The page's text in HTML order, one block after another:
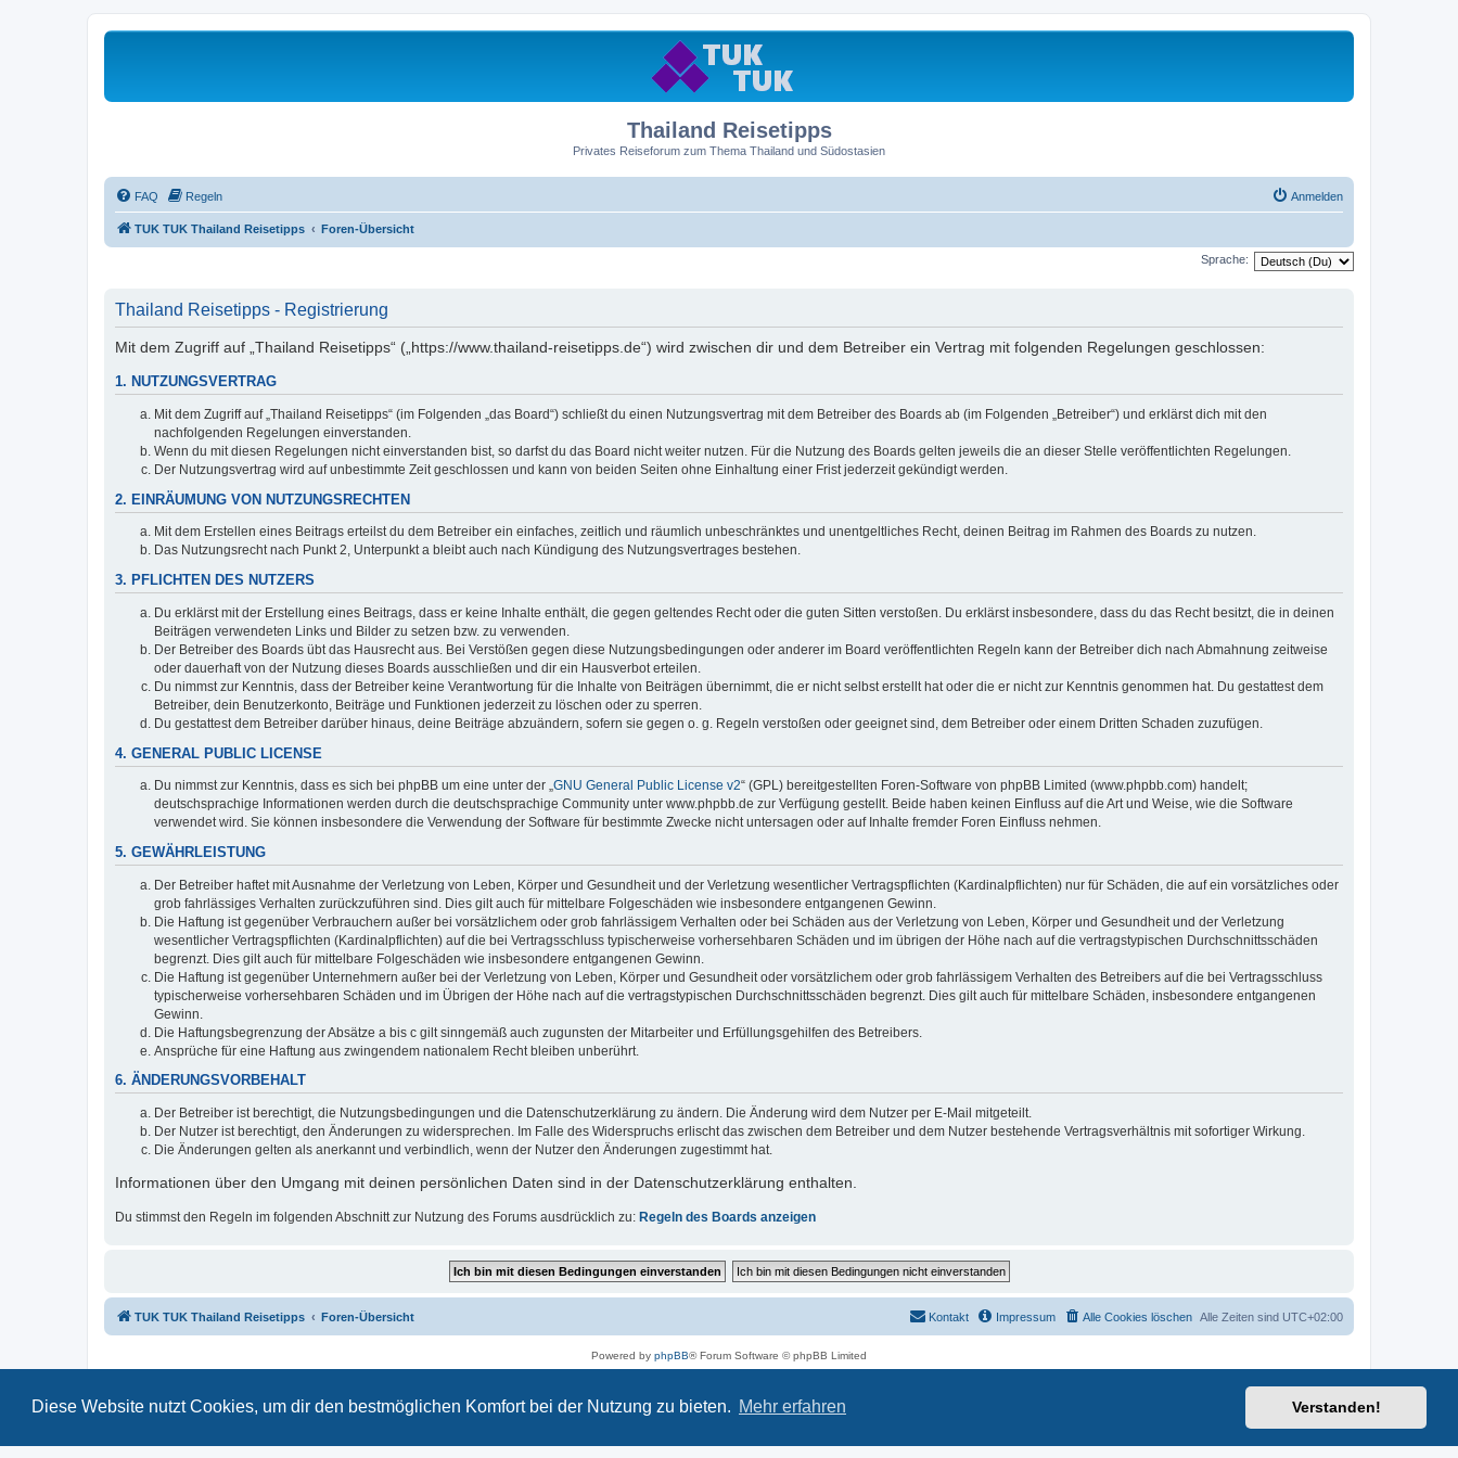
Diese Website nutzt Cookies, um dir den bestmöglichen Komfort bei der Nutzung zu bieten. Mehr erfahren Verstanden!
Thailand Reisetipps
Privates Reiseforum zum Thema Thailand und Südostasien
FAQ Regeln Anmelden
TUK TUK Thailand Reisetipps Foren-Übersicht
Sprache:
Thailand Reisetipps - Registrierung
Mit dem Zugriff auf „Thailand Reisetipps“ („https://www.thailand-reisetipps.de“) wird zwischen dir und dem Betreiber ein Vertrag mit folgenden Regelungen geschlossen:
1. NUTZUNGSVERTRAG
Mit dem Zugriff auf „Thailand Reisetipps“ (im Folgenden „das Board“) schließt du einen Nutzungsvertrag mit dem Betreiber des Boards ab (im Folgenden „Betreiber“) und erklärst dich mit den
nachfolgenden Regelungen einverstanden.
Wenn du mit diesen Regelungen nicht einverstanden bist, so darfst du das Board nicht weiter nutzen. Für die Nutzung des Boards gelten jeweils die an dieser Stelle veröffentlichten Regelungen.
Der Nutzungsvertrag wird auf unbestimmte Zeit geschlossen und kann von beiden Seiten ohne Einhaltung einer Frist jederzeit gekündigt werden.
2. EINRÄUMUNG VON NUTZUNGSRECHTEN
Mit dem Erstellen eines Beitrags erteilst du dem Betreiber ein einfaches, zeitlich und räumlich unbeschränktes und unentgeltliches Recht, deinen Beitrag im Rahmen des Boards zu nutzen.
Das Nutzungsrecht nach Punkt 2, Unterpunkt a bleibt auch nach Kündigung des Nutzungsvertrages bestehen.
3. PFLICHTEN DES NUTZERS
Du erklärst mit der Erstellung eines Beitrags, dass er keine Inhalte enthält, die gegen geltendes Recht oder die guten Sitten verstoßen. Du erklärst insbesondere, dass du das Recht besitzt, die in deinen
Beiträgen verwendeten Links und Bilder zu setzen bzw. zu verwenden.
Der Betreiber des Boards übt das Hausrecht aus. Bei Verstößen gegen diese Nutzungsbedingungen oder anderer im Board veröffentlichten Regeln kann der Betreiber dich nach Abmahnung zeitweise
oder dauerhaft von der Nutzung dieses Boards ausschließen und dir ein Hausverbot erteilen.
Du nimmst zur Kenntnis, dass der Betreiber keine Verantwortung für die Inhalte von Beiträgen übernimmt, die er nicht selbst erstellt hat oder die er nicht zur Kenntnis genommen hat. Du gestattest dem
Betreiber, dein Benutzerkonto, Beiträge und Funktionen jederzeit zu löschen oder zu sperren.
Du gestattest dem Betreiber darüber hinaus, deine Beiträge abzuändern, sofern sie gegen o. g. Regeln verstoßen oder geeignet sind, dem Betreiber oder einem Dritten Schaden zuzufügen.
4. GENERAL PUBLIC LICENSE
Du nimmst zur Kenntnis, dass es sich bei phpBB um eine unter der „GNU General Public License v2“ (GPL) bereitgestellten Foren-Software von phpBB Limited (www.phpbb.com) handelt;
deutschsprachige Informationen werden durch die deutschsprachige Community unter www.phpbb.de zur Verfügung gestellt. Beide haben keinen Einfluss auf die Art und Weise, wie die Software
verwendet wird. Sie können insbesondere die Verwendung der Software für bestimmte Zwecke nicht untersagen oder auf Inhalte fremder Foren Einfluss nehmen.
5. GEWÄHRLEISTUNG
Der Betreiber haftet mit Ausnahme der Verletzung von Leben, Körper und Gesundheit und der Verletzung wesentlicher Vertragspflichten (Kardinalpflichten) nur für Schäden, die auf ein vorsätzliches oder
grob fahrlässiges Verhalten zurückzuführen sind. Dies gilt auch für mittelbare Folgeschäden wie insbesondere entgangenen Gewinn.
Die Haftung ist gegenüber Verbrauchern außer bei vorsätzlichem oder grob fahrlässigem Verhalten oder bei Schäden aus der Verletzung von Leben, Körper und Gesundheit und der Verletzung
wesentlicher Vertragspflichten (Kardinalpflichten) auf die bei Vertragsschluss typischerweise vorhersehbaren Schäden und im übrigen der Höhe nach auf die vertragstypischen Durchschnittsschäden
begrenzt. Dies gilt auch für mittelbare Folgeschäden wie insbesondere entgangenen Gewinn.
Die Haftung ist gegenüber Unternehmern außer bei der Verletzung von Leben, Körper und Gesundheit oder vorsätzlichem oder grob fahrlässigem Verhalten des Betreibers auf die bei Vertragsschluss
typischerweise vorhersehbaren Schäden und im Übrigen der Höhe nach auf die vertragstypischen Durchschnittsschäden begrenzt. Dies gilt auch für mittelbare Schäden, insbesondere entgangenen
Gewinn.
Die Haftungsbegrenzung der Absätze a bis c gilt sinngemäß auch zugunsten der Mitarbeiter und Erfüllungsgehilfen des Betreibers.
Ansprüche für eine Haftung aus zwingendem nationalem Recht bleiben unberührt.
6. ÄNDERUNGSVORBEHALT
Der Betreiber ist berechtigt, die Nutzungsbedingungen und die Datenschutzerklärung zu ändern. Die Änderung wird dem Nutzer per E-Mail mitgeteilt.
Der Nutzer ist berechtigt, den Änderungen zu widersprechen. Im Falle des Widerspruchs erlischt das zwischen dem Betreiber und dem Nutzer bestehende Vertragsverhältnis mit sofortiger Wirkung.
Die Änderungen gelten als anerkannt und verbindlich, wenn der Nutzer den Änderungen zugestimmt hat.
Informationen über den Umgang mit deinen persönlichen Daten sind in der Datenschutzerklärung enthalten.
Du stimmst den Regeln im folgenden Abschnitt zur Nutzung des Forums ausdrücklich zu: Regeln des Boards anzeigen
TUK TUK Thailand Reisetipps Foren-Übersicht Alle Zeiten sind UTC+02:00
Alle Cookies löschen
Impressum
Kontakt
Powered by phpBB® Forum Software © phpBB Limited